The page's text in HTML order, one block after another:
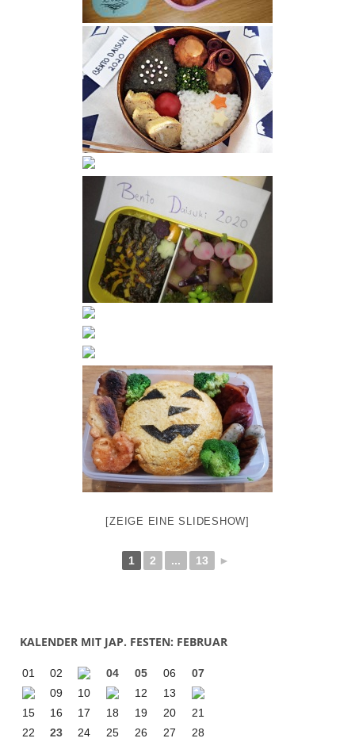
[ZEIGE EINE SLIDESHOW]
1 2 ... 13 ►
KALENDER MIT JAP. FESTEN: FEBRUAR
01 02 04 05 06
07
09
10 12
13
15
16 17 18 19 20
21
22
23 24 25 26 27 28